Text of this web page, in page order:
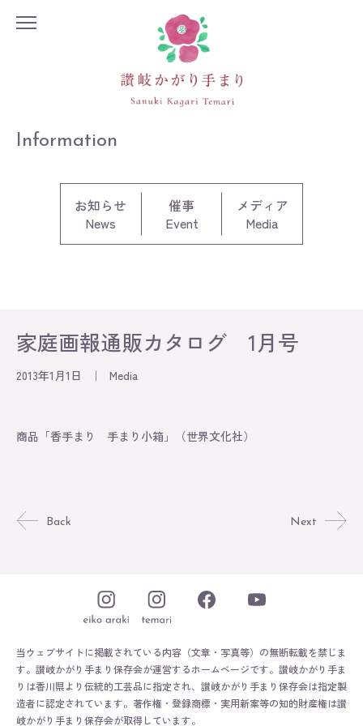
Information
Information
お知らせ
News
催事
Event
メディア
Media
家庭画報通販カタログ 1月号
2013年1月1日 ｜ Media
商品「香手まり 手まり小箱」（世界文化社）
Back Next
当ウェブサイトに掲載されている内容（文章・写真等）の無断転載を禁じま
す。 讃岐かがり手まり保存会が運営するホームページです。 讃岐かがり手ま
りは香川県より伝統的工芸品に指定され、讃岐かがり手まり保存会は指定製
造者に認定されています。 著作権・登録商標・実用新案等の知的財産権は讃
岐かがり手まり保存会が取得しています。